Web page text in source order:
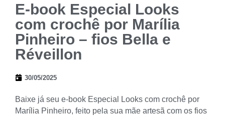
E-book Especial Looks
com crochê por Marília
Pinheiro – fios Bella e
Réveillon
30/05/2025
Baixe já seu e-book Especial Looks com crochê por
Marília Pinheiro, feito pela sua mãe artesã com os fios